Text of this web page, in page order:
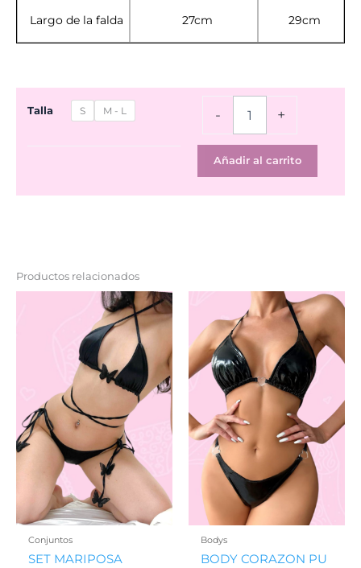
Largo de la falda 27cm 29cm
Talla S M - L -
Helen
+
Añadir al carrito
Productos relacionados
Conjuntos
SET MARIPOSA
Bodys
BODY CORAZON PU